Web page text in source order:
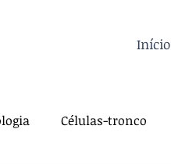
Início
Células-tronco